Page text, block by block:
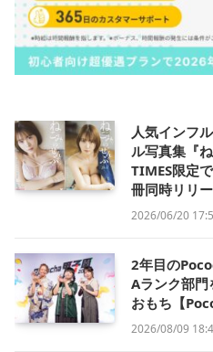
人気インフ
ル写真集『
TIMES限定
冊同時リリ
2026/06/20
2年目の
Aランク部
おもち【
2026/08/09